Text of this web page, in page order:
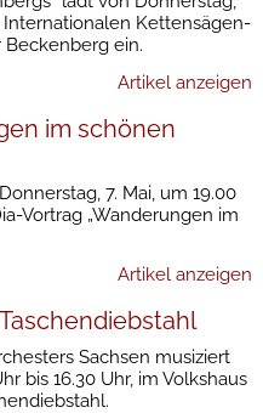
Internationalen Kettensägen-
ein.
Artikel anzeigen
im schönen
7. Mai, um 19.00
Vortrag „Wanderungen im
Artikel anzeigen
Sachsen musiziert
bis 16.30 Uhr, im Volkshaus